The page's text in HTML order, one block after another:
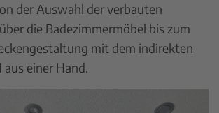
der Auswahl der verbauten
die Badezimmermöbel bis zum
mit dem indirekten
aus einer Hand.